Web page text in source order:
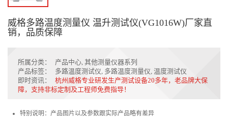
威格多路温度测量仪 温升测试仪(VG1016W)厂家直
销，品质保障
所属分类： 产品中心, 其他测量仪器系列
产品标签：
多路温度测试仪, 多路温度测量仪, 温度测试仪
即时资讯：
杭州威格专业研发生产测试设备20多年，老品牌大保
障，支持非标定制及工程师免费指导！
特别说明：产品图片以及参数跟实际产品略有差异